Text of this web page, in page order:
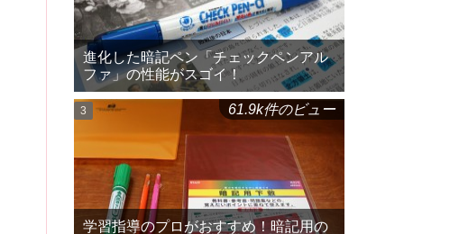
進化した暗記ペン「チェックペンアル
ファ」の性能がスゴイ！
学習指導のプロがおすすめ！暗記用の
61.9k件のビュー